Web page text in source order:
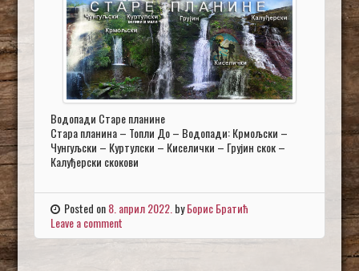
Водопади Старе планине
Стара планина – Топли До – Водопади: Крмољски –
Чунгуљски – Куртулски – Киселички – Грујин скок –
Калуђерски скокови
Posted on8. април 2022. byБорис Братић
Leave a comment